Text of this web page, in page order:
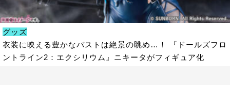
グッズ
衣装に映える豊かなバストは絶景の眺め…！ 『ドールズフロ
ントライン2：エクシリウム』ニキータがフィギュア化